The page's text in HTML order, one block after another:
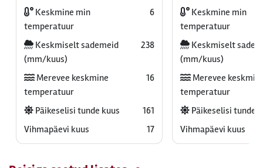
Keskmine min
temperatuur
6
Keskmiselt sademeid
(mm/kuus)
238
Merevee keskmine
temperatuur
16
Päikeselisi tunde kuus
161
Vihmapäevi kuus
17
Keskmine min
temperatuur
Keskmiselt
(mm/kuus)
Merevee
temperatuur
Päikeselisi tunde
Vihmapäevi kuus